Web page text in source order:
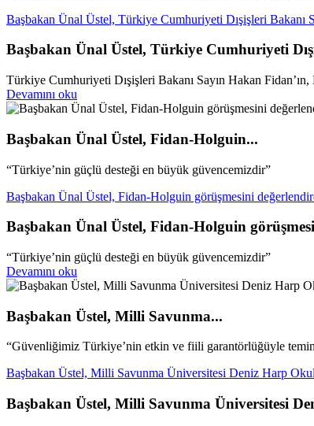
Başbakan Ünal Üstel, Türkiye Cumhuriyeti Dışişleri Bakanı
Başbakan Ünal Üstel, Türkiye Cumhuriyeti
Türkiye Cumhuriyeti Dışişleri Bakanı Sayın Hakan
Devamını oku
Başbakan Ünal Üstel, Fidan-Holguin...
“Türkiye’nin güçlü desteği en büyük güvencemizdir”
Başbakan Ünal Üstel, Fidan-Holguin görüşmesini
Başbakan Ünal Üstel, Fidan-Holguin
“Türkiye’nin güçlü desteği en büyük güvencemizdir”
Devamını oku
Başbakan Üstel, Milli Savunma...
“Güvenliğimiz Türkiye’nin etkin ve fiili garantörlüğüyle
Başbakan Üstel, Milli Savunma Üniversitesi Deniz Harp
Başbakan Üstel, Milli Savunma Üniversitesi